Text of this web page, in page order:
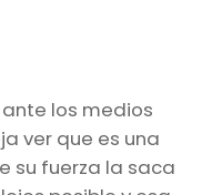
los medios
ver que es una
su fuerza la saca